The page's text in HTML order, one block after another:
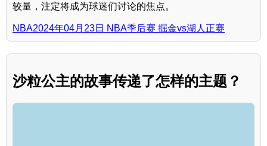
较量，注定将成为球迷们讨论的焦点。
NBA2024年04月23日 NBA季后赛 掘金vs湖人正赛
沙粒公主的故事传递了怎样的主题？